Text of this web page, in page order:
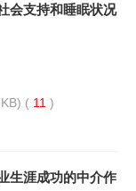
会支持和睡眠状况
( 11 )
生涯成功的中介作